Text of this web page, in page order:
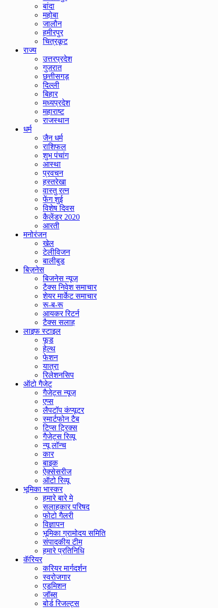
बांदा
महोबा
जालौन
हमीरपुर
चित्रकूट
राज्य
उत्तरप्रदेश
गुजरात
छत्तीसगड़
दिल्ली
बिहार
मध्यप्रदेश
महाराष्ट
राजस्थान
धर्म
जैन धर्म
राशिफल
शुभ पंचांग
आस्था
प्रवचन
हस्तरेखा
वास्तु रत्न
फेंग शुई
विशेष दिवस
कैलेंडर 2020
आरती
मनोरंजन
खेल
टेलीविजन
बालीबुड
बिज़नेस
बिजनेस न्यूज़
टैक्स निवेश समाचार
शेयर मार्केट समाचार
रू-ब-रू
आयकर रिटर्न
टैक्स सलाह
लाइफ स्टाइल
फूड
हेल्थ
फेशन
यात्रा
रिलेशनसिप
ऑटो गैजेट
गैजेट्स न्यूज़
एप्स
लैपटॉप कंप्यूटर
स्मार्टफोन टैब
टिप्स ट्रिक्स
गैजेट्स रिव्यू
न्यू लॉन्च
कार
बाइक
ऐक्सेसरीज
ऑटो रिव्यू
भूमिका भास्कर
हमारे बारे मे
सलाहकार परिषद
फोटो गैलरी
विज्ञापन
भूमिका ग्रामोदय समिति
संपादकीय टीम
हमारे प्रतिनिधि
कॅरियर
करियर मार्गदर्शन
स्वरोजगार
एडमिशन
जॉब्स
बोर्ड रिजल्ट्स